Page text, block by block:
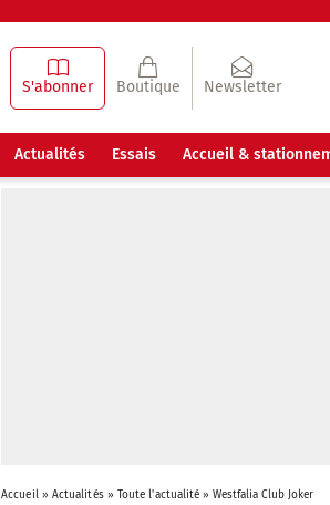
S'abonner Boutique Newsletter
Actualités Essais Accueil &
Accueil» Actualités» Toute l'actualité »Westfalia Club Joker